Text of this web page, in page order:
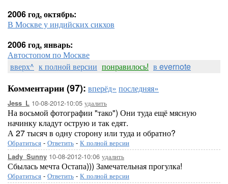
2006 год, октябрь:
В Москве у индийских сикхов
2006 год, январь:
Автостопом по Москве
вверх^ к полной версии понравилось! в evernote
Комментарии (97): вперёд» последняя»
Jess_L 10-08-2012-10:05 удалить
На восьмой фотографии "тако") Они туда ещё мясную
начинку кладут острую и так едят.
А 27 тысяч в одну сторону или туда и обратно?
Обратиться - Ответить - К полной версии
Lady_Sunny 10-08-2012-10:06 удалить
Сбылась мечта Остапа))) Замечательная прогулка!
Обратиться - Ответить - К полной версии